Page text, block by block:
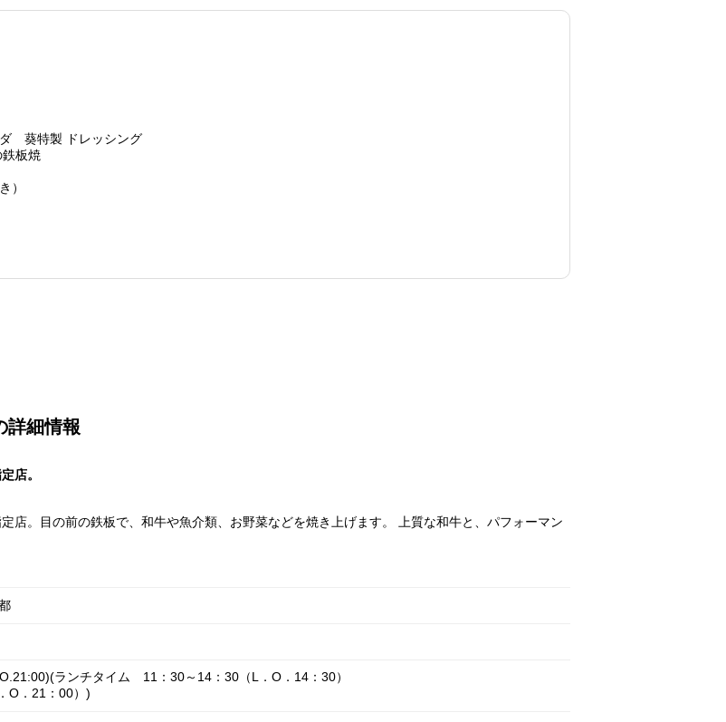
ダ 葵特製 ドレッシング
鉄板焼
）
詳細情報
店。
店。目の前の鉄板で、和牛や魚介類、お野菜などを焼き上げます。 上質な和牛と、パフォーマン
ランチタイム 11：30～14：30（L．O．14：30）
O．21：00）)